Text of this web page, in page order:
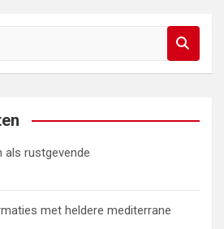
als rustgevende
met heldere mediterrane